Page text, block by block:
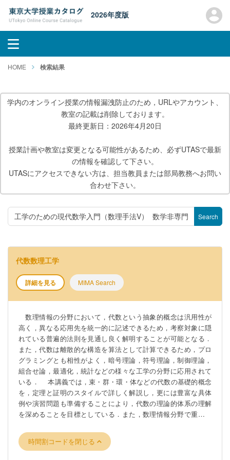
2026年度版
HOME 検索結果
学内のオンライン授業の情報漏洩防止のため，URLやアカウント、
教室の記載は削除しております。
最終更新日：2026年4月20日
授業計画や教室は変更となる可能性があるため、必ずUTASで最新
の情報を確認して下さい。
UTASにアクセスできない方は、担当教員または部局教務へお問い
合わせ下さい。
Search
代数数理工学
詳細を見る MIMA Search
数理情報の分野において，代数という抽象的概念は汎用性が
高く，異なる応用先を統一的に記述できるため，考察対象に隠
れている普遍的法則を見通し良く解明することが可能となる．
また，代数は離散的な構造を算法として計算できるため，プロ
グラミングとも相性がよく，暗号理論，符号理論，制御理論，
組合せ論，最適化，統計などの様々な工学の分野に応用されて
いる． 本講義では，束・群・環・体などの代数の基礎的概念
を，定理と証明のスタイルで詳しく解説し，更には豊富な具体
例や演習問題も準備することにより，代数の理論的体系の理解
を深めることを目標としている．また，数理情報分野で重要と
学的応用を持つグレブナー基底のアルゴリズム，RSA暗号・多
変数多項式暗号などの公開鍵暗号も紹介する．
時間割コードを閉じる